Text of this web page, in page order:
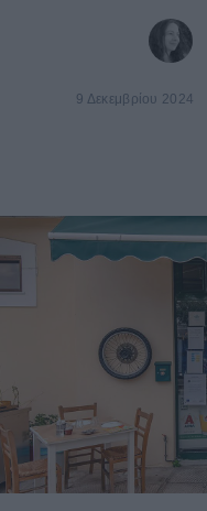
9 Δεκεμβρίου 2024